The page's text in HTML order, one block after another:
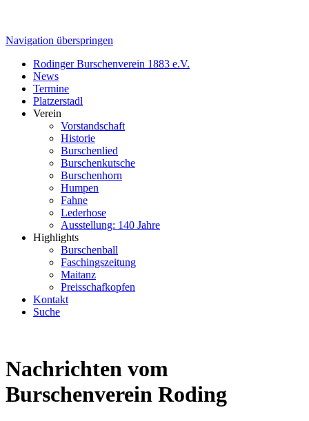
Navigation überspringen
Rodinger Burschenverein 1883 e.V.
News
Termine
Platzerstadl
Verein
Vorstandschaft
Historie
Burschenlied
Burschenkutsche
Burschenhorn
Humpen
Fahne
Lederhose
Ausstellung: 140 Jahre
Highlights
Burschenball
Faschingszeitung
Maitanz
Preisschafkopfen
Kontakt
Suche
Nachrichten vom
Burschenverein Roding